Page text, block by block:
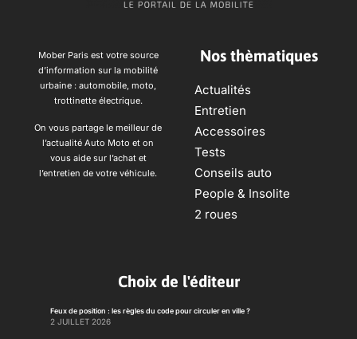
Mober Paris est votre source
d’information sur la mobilité
urbaine : automobile, moto,
trottinette électrique.
On vous partage le meilleur de
l’actualité Auto Moto et on
vous aide sur l’achat et
l’entretien de votre véhicule.
Nos thèmatiques
Actualités
Entretien
Accessoires
Tests
Conseils auto
People & Insolite
2 roues
Choix de l'éditeur
Feux de position : les règles du code pour circuler en ville ?
2 JUILLET 2026